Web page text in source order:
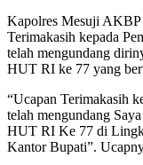
Kapolres Mesuji AKBP
Terimakasih kepada
telah mengundang
HUT RI ke 77 yang
“Ucapan Terimakasih
telah mengundang
HUT RI Ke 77 di
Kantor Bupati”.